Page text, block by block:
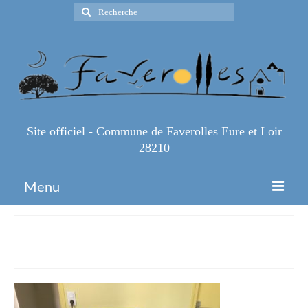
Rechercher
:
Site officiel - Commune de Faverolles Eure et Loir
28210
Menu
Infos Pratiques